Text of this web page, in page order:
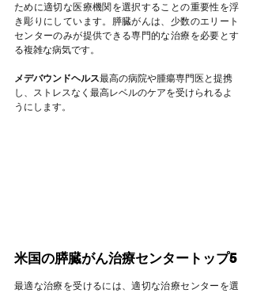
ために適切な医療機関を選択することの重要性を浮
き彫りにしています。膵臓がんは、少数のエリート
センターのみが提供できる専門的な治療を必要とす
る複雑な病気です。
メデバウンドヘルス最高の病院や腫瘍専門医と提携
し、ストレスなく最高レベルのケアを受けられるよ
うにします。
米国の膵臓がん治療センタートップ5
最適な治療を受けるには、適切な治療センターを選